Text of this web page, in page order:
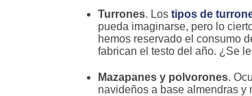
Turrones. Los tipos de
pueda imaginarse, pero lo
hemos reservado el consumo
fabrican el testo del año. ¿Se
Mazapanes y polvorones.
navideños a base almendras y